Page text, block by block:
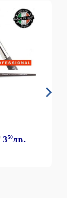
350лв.